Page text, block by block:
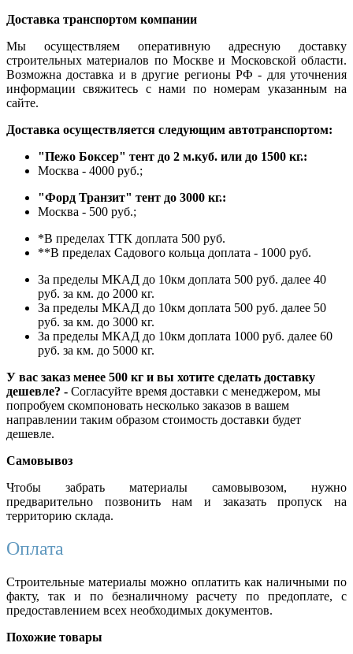
Доставка транспортом компании
Мы осуществляем оперативную адресную доставку
строительных материалов по Москве и Московской области.
Возможна доставка и в другие регионы РФ - для уточнения
информации свяжитесь с нами по номерам указанным на
сайте.
Доставка осуществляется следующим автотранспортом:
"Пежо Боксер" тент до 2 м.куб. или до 1500 кг.:
Москва - 4000 руб.;
"Форд Транзит" тент до 3000 кг.:
Москва - 500 руб.;
*В пределах ТТК доплата 500 руб.
**В пределах Садового кольца доплата - 1000 руб.
За пределы МКАД до 10км доплата 500 руб. далее 40
руб. за км. до 2000 кг.
За пределы МКАД до 10км доплата 500 руб. далее 50
руб. за км. до 3000 кг.
За пределы МКАД до 10км доплата 1000 руб. далее 60
руб. за км. до 5000 кг.
У вас заказ менее 500 кг и вы хотите сделать доставку
дешевле? - Согласуйте время доставки с менеджером, мы
попробуем скомпоновать несколько заказов в вашем
направлении таким образом стоимость доставки будет
дешевле.
Самовывоз
Чтобы забрать материалы самовывозом, нужно
предварительно позвонить нам и заказать пропуск на
территорию склада.
Оплата
Строительные материалы можно оплатить как наличными по
факту, так и по безналичному расчету по предоплате, с
предоставлением всех необходимых документов.
Похожие товары